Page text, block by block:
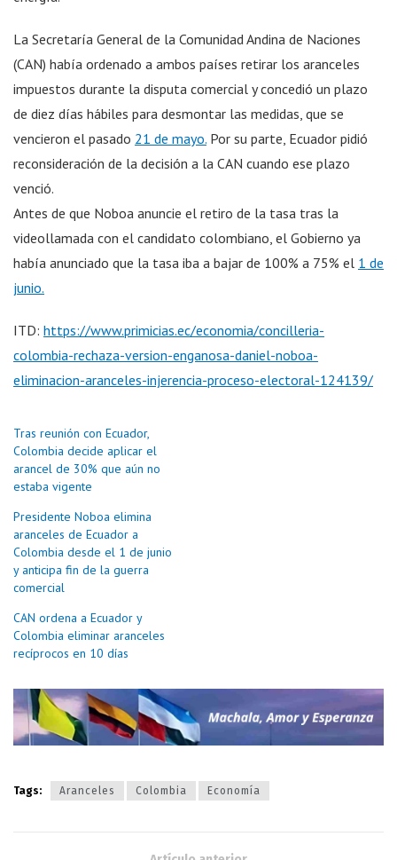
La Secretaría General de la Comunidad Andina de Naciones
(CAN) había ordenado a ambos países retirar los aranceles
impuestos durante la disputa comercial y concedió un plazo
de diez días hábiles para desmontar las medidas, que se
vencieron el pasado 21 de mayo. Por su parte, Ecuador pidió
reconsideración de la decisión a la CAN cuando ese plazo
venció.
Antes de que Noboa anuncie el retiro de la tasa tras la
videollamada con el candidato colombiano, el Gobierno ya
había anunciado que la tasa iba a bajar de 100% a 75% el 1 de
junio.
ITD: https://www.primicias.ec/economia/concilleria-
colombia-rechaza-version-enganosa-daniel-noboa-
eliminacion-aranceles-injerencia-proceso-electoral-124139/
Tras reunión con Ecuador,
Colombia decide aplicar el
arancel de 30% que aún no
estaba vigente
Presidente Noboa elimina
aranceles de Ecuador a
Colombia desde el 1 de junio
y anticipa fin de la guerra
comercial
CAN ordena a Ecuador y
Colombia eliminar aranceles
recíprocos en 10 días
Tags: Aranceles Colombia Economía